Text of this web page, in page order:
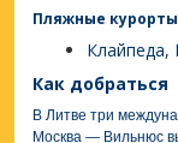
Пляжные курорты
Клайпеда,
Как добраться
В Литве три
Москва — Вильнюс